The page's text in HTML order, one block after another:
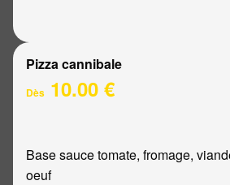
Pizza cannibale
Dès 10.00 €
Base sauce tomate, fromage,
oeuf